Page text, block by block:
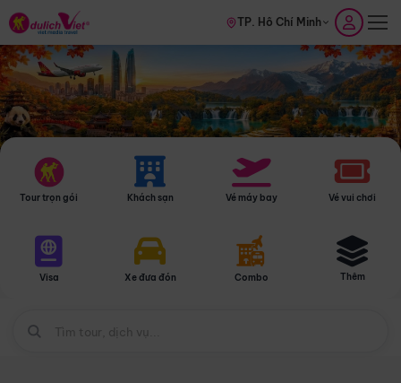
TP. Hồ Chí Minh
Tour trọn gói Khách sạn Vé máy bay Vé vui chơi
Visa Xe đưa đón Combo Thêm